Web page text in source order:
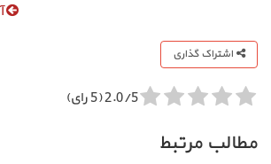
اشتراک گذاری
2.0/5 (5 رای)
مطالب مرتبط